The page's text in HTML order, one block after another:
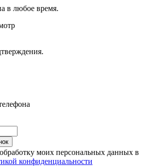
в любое время.
моих персональных данных в
конфиденциальности